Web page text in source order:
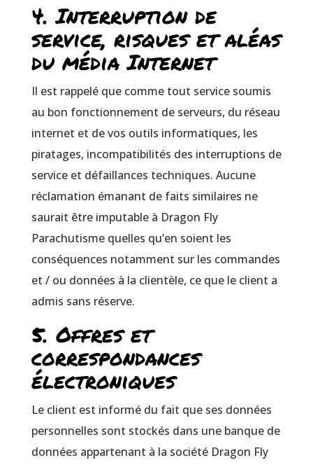
4. Interruption de
service, risques et aléas
du média Internet
Il est rappelé que comme tout service soumis
au bon fonctionnement de serveurs, du réseau
internet et de vos outils informatiques, les
piratages, incompatibilités des interruptions de
service et défaillances techniques. Aucune
réclamation émanant de faits similaires ne
saurait être imputable à Dragon Fly
Parachutisme quelles qu’en soient les
conséquences notamment sur les commandes
et / ou données à la clientèle, ce que le client a
admis sans réserve.
5. Offres et
correspondances
électroniques
Le client est informé du fait que ses données
personnelles sont stockés dans une banque de
données appartenant à la société Dragon Fly